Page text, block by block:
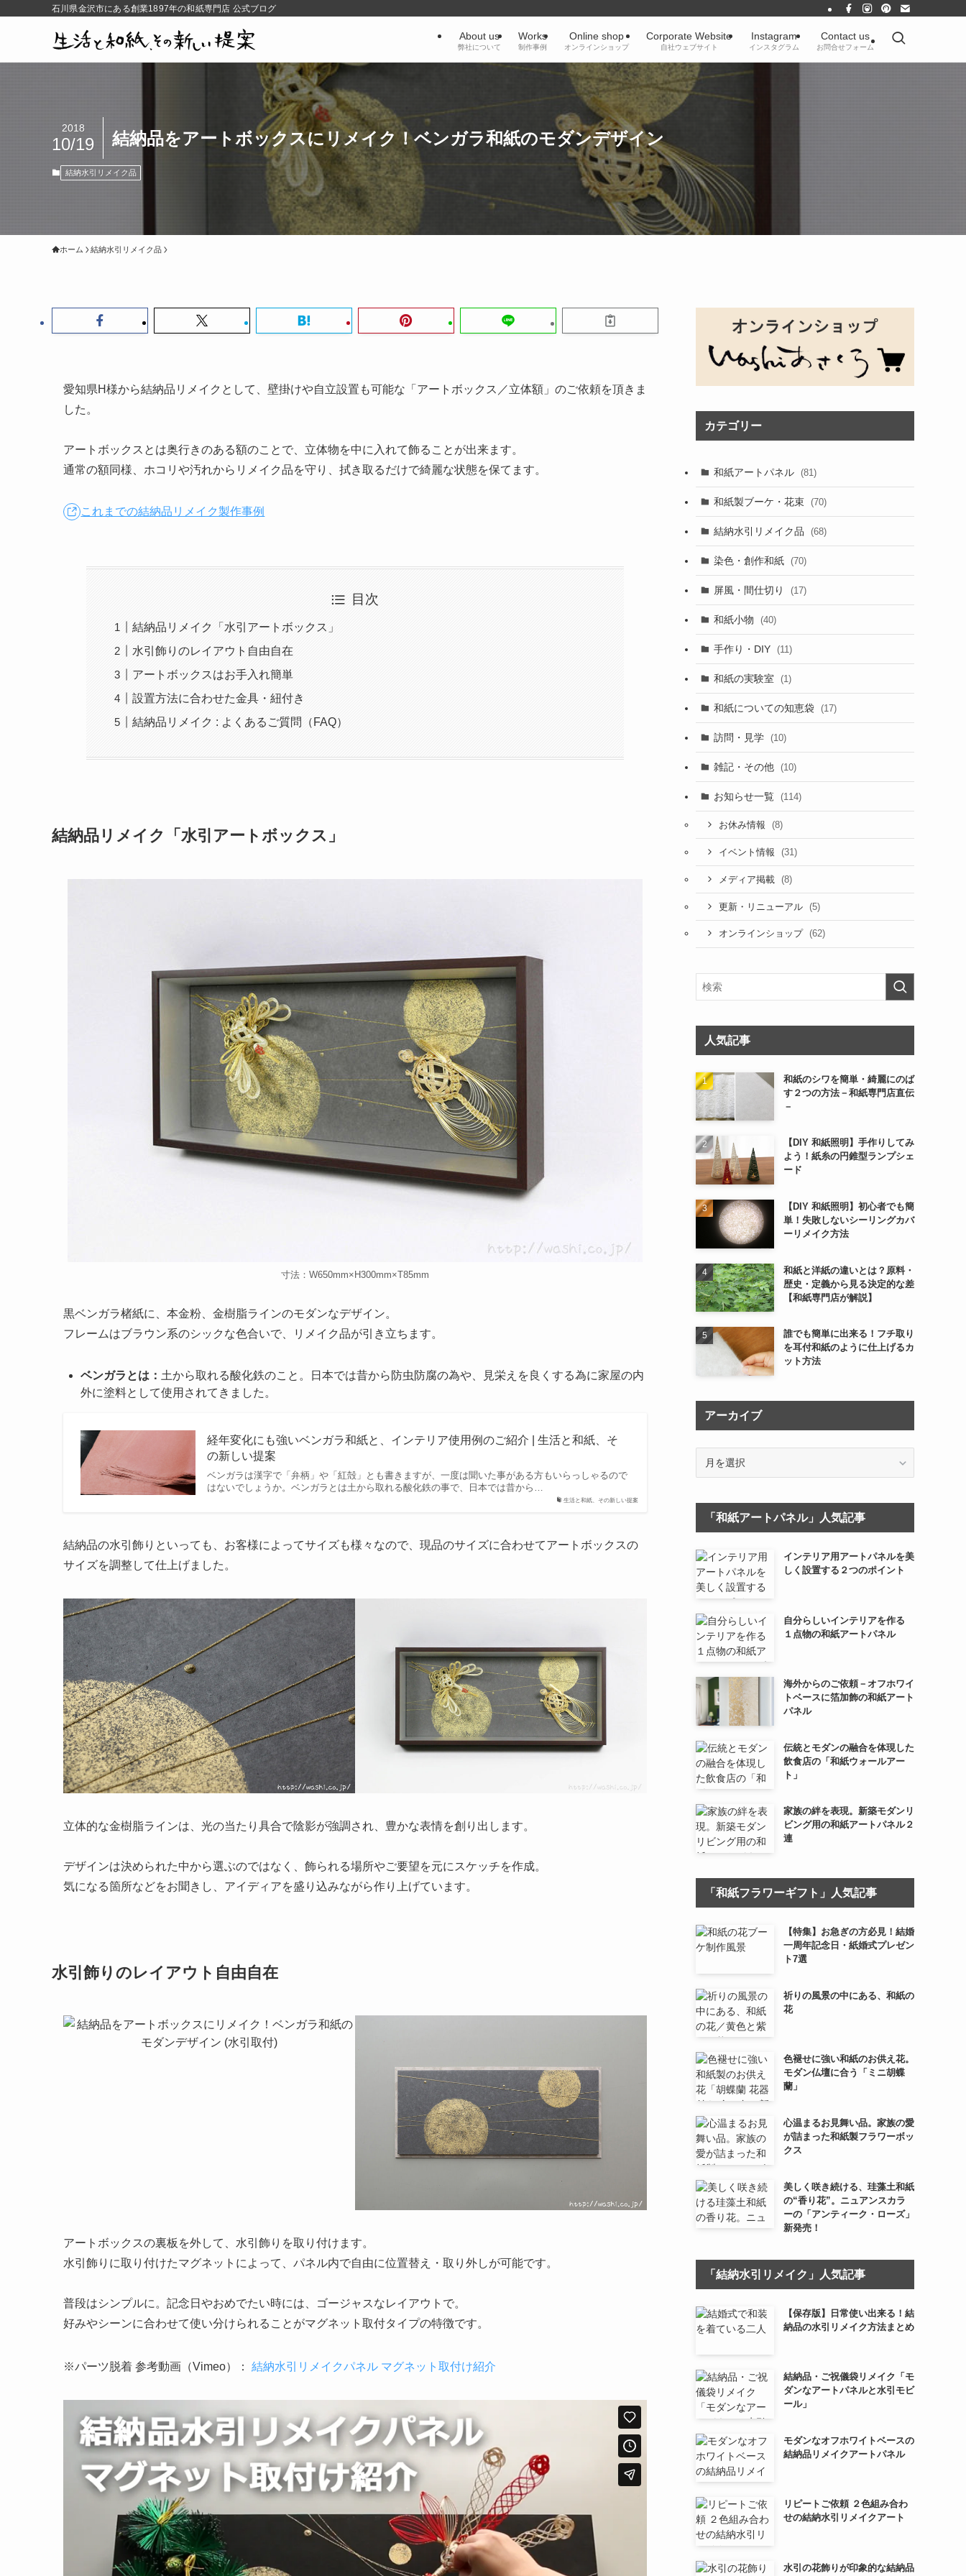
石川県金沢市にある創業1897年の和紙専門店 公式ブログ
About us
弊社について
Works
制作事例
Online shop
オンラインショップ
Corporate Website
自社ウェブサイト
Instagram
インスタグラム
Contact us
お問合せフォーム
結納品をアートボックスにリメイク！ベンガラ和紙のモダンデザイン
2018
10/19
結納水引リメイク品
ホーム 結納水引リメイク品
愛知県H様から結納品リメイクとして、壁掛けや自立設置も可能な「アートボックス／立体額」のご依頼を頂きま
した。
アートボックスとは奥行きのある額のことで、立体物を中に入れて飾ることが出来ます。
通常の額同様、ホコリや汚れからリメイク品を守り、拭き取るだけで綺麗な状態を保てます。
これまでの結納品リメイク製作事例
目次
結納品リメイク「水引アートボックス」
水引飾りのレイアウト自由自在
アートボックスはお手入れ簡単
設置方法に合わせた金具・紐付き
結納品リメイク : よくあるご質問（FAQ）
結納品リメイク「水引アートボックス」
寸法：W650mm×H300mm×T85mm
黒ベンガラ楮紙に、本金粉、金樹脂ラインのモダンなデザイン。
フレームはブラウン系のシックな色合いで、リメイク品が引き立ちます。
ベンガラとは： 土から取れる酸化鉄のこと。日本では昔から防虫防腐の為や、見栄えを良くする為に家屋の内
外に塗料として使用されてきました。
生活と和紙、その新しい提案
経年変化にも強いベンガラ和紙と、インテリア使用例のご紹介 | 生活と和紙、そ
の新しい提案
ベンガラは漢字で「弁柄」や「紅殻」とも書きますが、一度は聞いた事がある方もいらっしゃるので
はないでしょうか。ベンガラとは土から取れる酸化鉄の事で、日本では昔から…
結納品の水引飾りといっても、お客様によってサイズも様々なので、現品のサイズに合わせてアートボックスの
サイズを調整して仕上げました。
立体的な金樹脂ラインは、光の当たり具合で陰影が強調され、豊かな表情を創り出します。
デザインは決められた中から選ぶのではなく、飾られる場所やご要望を元にスケッチを作成。
気になる箇所などをお聞きし、アイディアを盛り込みながら作り上げています。
水引飾りのレイアウト自由自在
アートボックスの裏板を外して、水引飾りを取り付けます。
水引飾りに取り付けたマグネットによって、パネル内で自由に位置替え・取り外しが可能です。
普段はシンプルに。記念日やおめでたい時には、ゴージャスなレイアウトで。
好みやシーンに合わせて使い分けられることがマグネット取付タイプの特徴です。
※パーツ脱着 参考動画（Vimeo）： 結納水引リメイクパネル マグネット取付け紹介
カテゴリー
和紙アートパネル (81)
和紙製ブーケ・花束 (70)
結納水引リメイク品 (68)
染色・創作和紙 (70)
屏風・間仕切り (17)
和紙小物 (40)
手作り・DIY (11)
和紙の実験室 (1)
和紙についての知恵袋 (17)
訪問・見学 (10)
雑記・その他 (10)
お知らせ一覧 (114)
お休み情報 (8)
イベント情報 (31)
メディア掲載 (8)
更新・リニューアル (5)
オンラインショップ (62)
人気記事
和紙のシワを簡単・綺麗にのば
す２つの方法－和紙専門店直伝
－
【DIY 和紙照明】手作りしてみ
よう！紙糸の円錐型ランプシェ
ード
【DIY 和紙照明】初心者でも簡
単！失敗しないシーリングカバ
ーリメイク方法
和紙と洋紙の違いとは？原料・
歴史・定義から見る決定的な差
【和紙専門店が解説】
誰でも簡単に出来る！フチ取り
を耳付和紙のように仕上げるカ
ット方法
アーカイブ
イ
「和紙アートパネル」人気記事
インテリア用アートパネルを美
しく設置する２つのポイント
自分らしいインテリアを作る
１点物の和紙アートパネル
海外からのご依頼－オフホワイ
トベースに箔加飾の和紙アート
パネル
伝統とモダンの融合を体現した
飲食店の「和紙ウォールアー
ト」
家族の絆を表現。新築モダンリ
ビング用の和紙アートパネル２
連
「和紙フラワーギフト」人気記事
【特集】お急ぎの方必見！結婚
一周年記念日・紙婚式プレゼン
ト7選
祈りの風景の中にある、和紙の
花
色褪せに強い和紙のお供え花。
モダン仏壇に合う「ミニ胡蝶
蘭」
心温まるお見舞い品。家族の愛
が詰まった和紙製フラワーボッ
クス
美しく咲き続ける、珪藻土和紙
の“香り花”。ニュアンスカラ
ーの「アンティーク・ローズ」
新発売！
「結納水引リメイク」人気記事
【保存版】日常使い出来る！結
納品の水引リメイク方法まとめ
結納品・ご祝儀袋リメイク「モ
ダンなアートパネルと水引モビ
ール」
モダンなオフホワイトベースの
結納品リメイクアートパネル
リピートご依頼 ２色組み合わ
せの結納水引リメイクアート
水引の花飾りが印象的な結納品